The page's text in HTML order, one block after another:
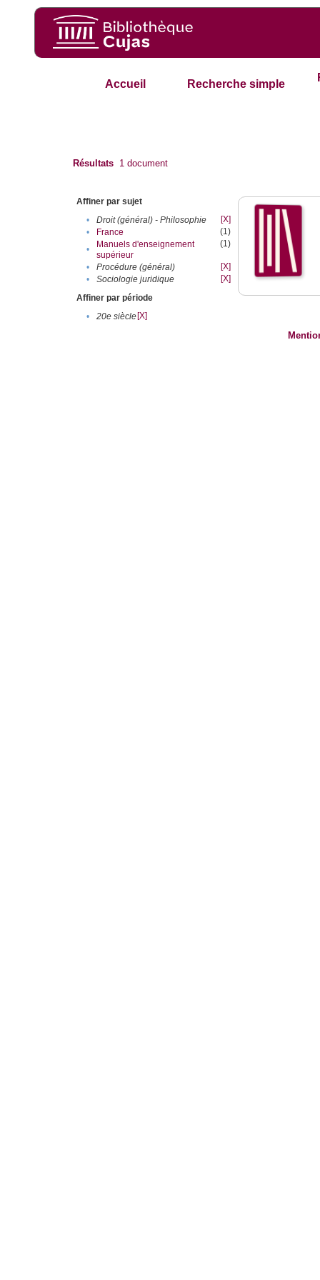
Accueil Recherche simple
Résultats 1 document
Affiner par sujet
•
Droit (général) - Philosophie
[X]
•
France
(1)
•
Manuels d'enseignement
supérieur
(1)
• Procédure (général)
[X]
•
Sociologie juridique
[X]
Affiner par période
•
20e siècle[X]